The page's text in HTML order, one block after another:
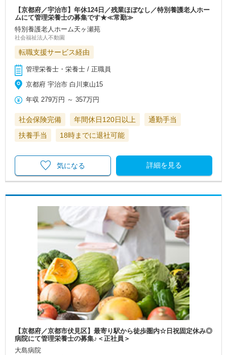
【京都府／宇治市】年休124日／残業ほぼなし／特別養護老人ホー
ムにて管理栄養士の募集です★≪常勤≫
特別養護老人ホーム天ヶ瀬苑
社会福祉法人不動園
転職支援サービス経由
管理栄養士・栄養士 / 正職員
京都府 宇治市 白川東山15
年収 279万円 ～357万円
社会保険完備 年間休日120日以上
通勤手当
扶養手当
18時までに退社可能
詳細を見る
気になる
【京都府／京都市伏見区】最寄り駅から徒歩圏内☆日祝固定休み◎
病院にて管理栄養士の募集♪＜正社員＞
大島病院